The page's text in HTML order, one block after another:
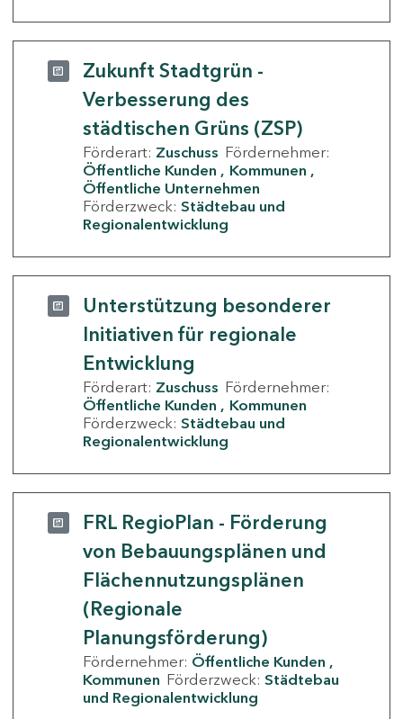
Zukunft Stadtgrün -
Verbesserung des
städtischen Grüns (ZSP)
Förderart: Zuschuss Fördernehmer:
Öffentliche Kunden
Kommunen
Öffentliche Unternehmen
Förderzweck: Städtebau und
Regionalentwicklung
Unterstützung besonderer
Initiativen für regionale
Entwicklung
Förderart: Zuschuss Fördernehmer:
Öffentliche Kunden
Kommunen
Förderzweck: Städtebau und
Regionalentwicklung
FRL RegioPlan - Förderung
von Bebauungsplänen und
Flächennutzungsplänen
(Regionale
Planungsförderung)
Fördernehmer: Öffentliche Kunden
Kommunen Förderzweck: Städtebau
und Regionalentwicklung